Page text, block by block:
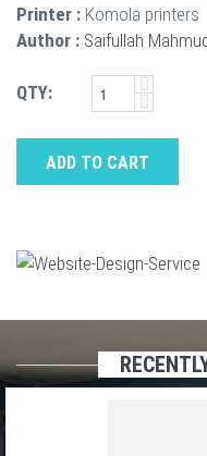
Printer : Komola printers
Author : Saifullah
QTY:
ADD TO CART